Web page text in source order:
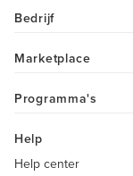
Bedrijf
Marketplace
Programma's
Help
Help center